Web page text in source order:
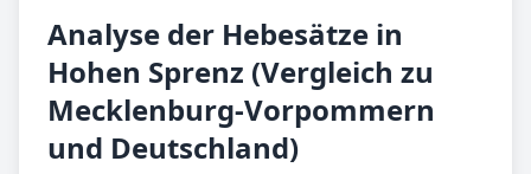
Analyse der Hebesätze in
Hohen Sprenz (Vergleich zu
Mecklenburg-Vorpommern
und Deutschland)